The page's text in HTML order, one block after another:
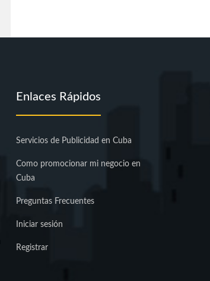
Enlaces Rápidos
Servicios de Publicidad en Cuba
Como promocionar mi negocio en
Cuba
Preguntas Frecuentes
Iniciar sesión
Registrar